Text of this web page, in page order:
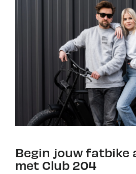
Begin jouw fatbike
met Club 204